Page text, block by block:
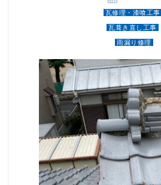
瓦修理・漆喰工事
瓦葺き直し工事
雨漏り修理